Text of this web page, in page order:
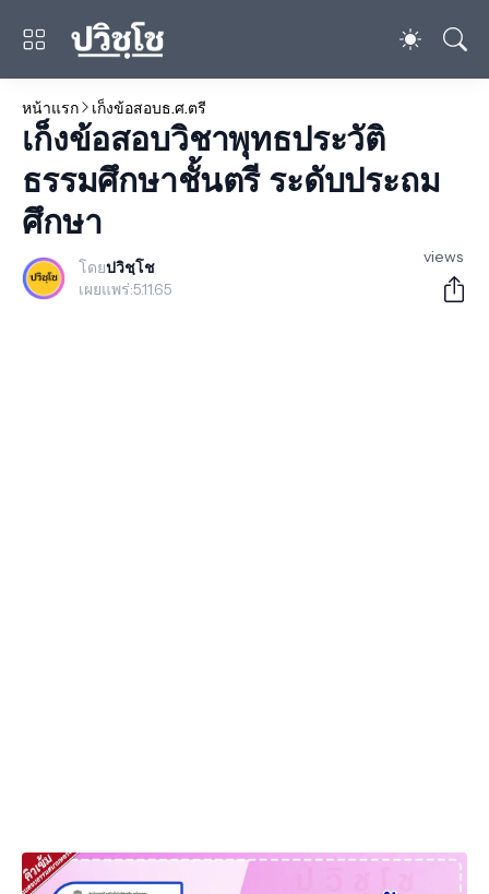
หน้าแรก เก็งข้อสอบธ.ศ.ตรี
เก็งข้อสอบวิชาพุทธประวัติ
ธรรมศึกษาชั้นตรี ระดับประถม
ศึกษา
โดยปวิชฺโช
เผยแพร่:5.11.65
views